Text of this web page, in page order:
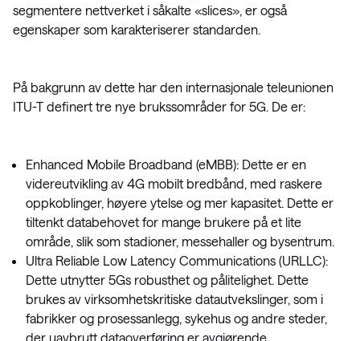
segmentere nettverket i såkalte «slices», er også
egenskaper som karakteriserer standarden.
På bakgrunn av dette har den internasjonale teleunionen
ITU-T definert tre nye brukssområder for 5G. De er:
Enhanced Mobile Broadband (eMBB): Dette er en
videreutvikling av 4G mobilt bredbånd, med raskere
oppkoblinger, høyere ytelse og mer kapasitet. Dette er
tiltenkt databehovet for mange brukere på et lite
område, slik som stadioner, messehaller og bysentrum.
Ultra Reliable Low Latency Communications (URLLC):
Dette utnytter 5Gs robusthet og pålitelighet. Dette
brukes av virksomhetskritiske datautvekslinger, som i
fabrikker og prosessanlegg, sykehus og andre steder,
der uavbrutt dataoverføring er avgjørende.